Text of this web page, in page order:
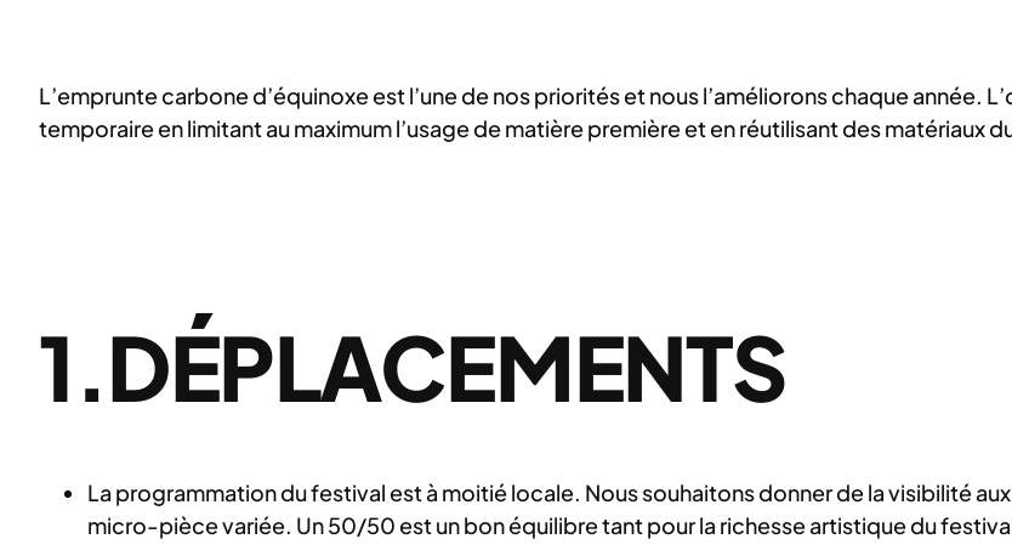
L’emprunte carbone d’équinoxe est l’une de nos priorités et nous l’améliorons chaque année.
temporaire en limitant au maximum l’usage de matière première et en réutilisant des matériaux
1.DÉPLACEMENTS
La programmation du festival est à moitié locale. Nous souhaitons donner de la visibilité
micro-pièce variée. Un 50/50 est un bon équilibre tant pour la richesse artistique du